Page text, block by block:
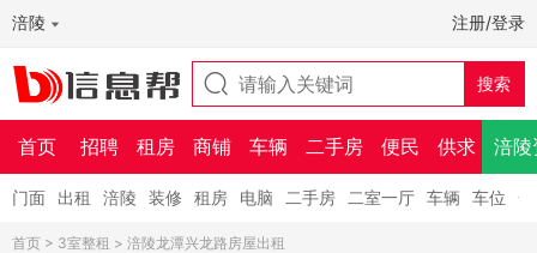
涪陵 注册/登录
首页 招聘 租房 商铺 车辆 二手房 便民 供求 涪陵
门面 出租 涪陵 装修 租房 电脑 二手房 二室一厅 车辆 车位
首页 > 3室整租 > 涪陵龙潭兴龙路房屋出租